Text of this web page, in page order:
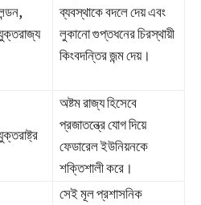
ব্যবস্থাকে বদলে দেয় এবং
লুকানো গুপ্তধনের চিরস্থায়ী
কিংবদন্তির জন্ম দেয়।
অষ্টম রাজ্য হিসেবে
প্রজাতন্ত্রে যোগ দিয়ে
ফেডারেল ইউনিয়নকে
শক্তিশালী করে।
সেই মূল প্রশাসনিক